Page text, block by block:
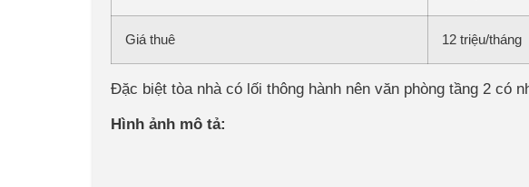
Giá thuê 12 triệu/tháng
Đặc biệt tòa nhà có lối thông hành nên văn phòng tầng 2 có
Hình ảnh mô tả: